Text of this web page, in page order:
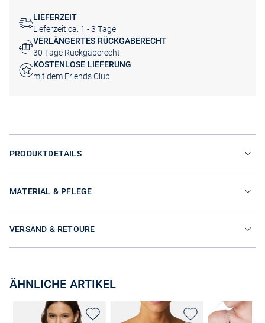
LIEFERZEIT
Lieferzeit ca. 1 - 3 Tage
VERLÄNGERTES RÜCKGABERECHT
30 Tage Rückgaberecht
KOSTENLOSE LIEFERUNG
mit dem Friends Club
PRODUKTDETAILS
MATERIAL & PFLEGE
VERSAND & RETOURE
ÄHNLICHE ARTIKEL